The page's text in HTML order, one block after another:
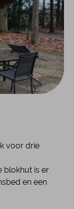
voor drie
blokhut is er
en een